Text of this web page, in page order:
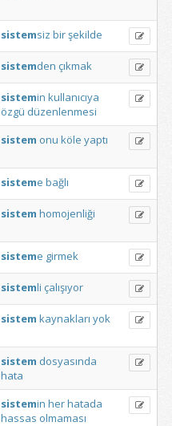
sistemsiz birşekilde
sistemden çıkmak
sistemin kullanıcıya
özgü düzenlenmesi
sistem onu köle yaptı
sisteme bağlı
sistem homojenliği
sisteme girmek
sistemli çalışıyor
sistem kaynakları yok
sistem dosyasında
hata
sistemin herhatada
hassas olmaması